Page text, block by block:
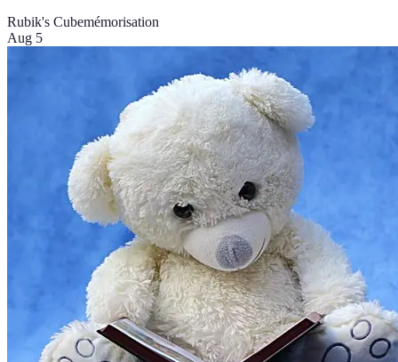
Rubik's Cubemémorisation
Aug 5